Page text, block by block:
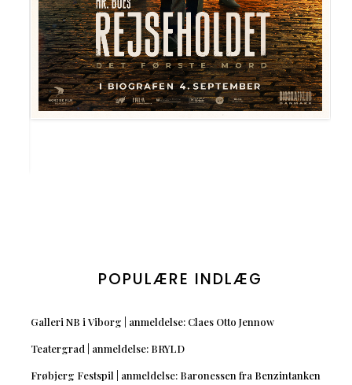
POPULÆRE INDLÆG
Galleri NB i Viborg | anmeldelse: Claes Otto Jennow
Teatergrad | anmeldelse: BRYLD
Frøbjerg Festspil | anmeldelse: Baronessen fra Benzintanken